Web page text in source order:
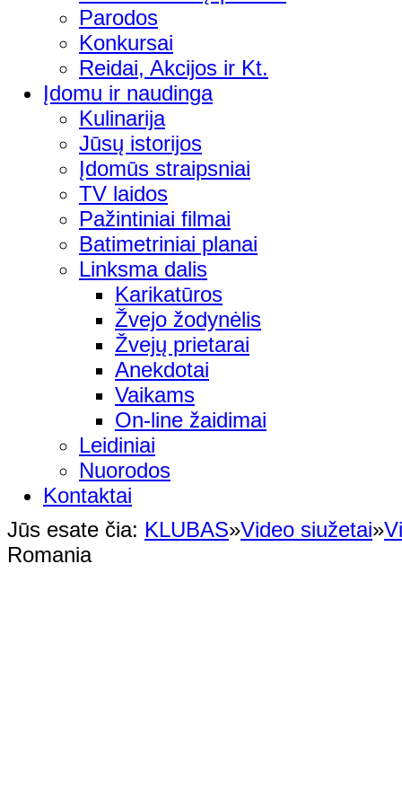
Parodos
Konkursai
Reidai, Akcijos ir Kt.
Įdomu ir naudinga
Kulinarija
Jūsų istorijos
Įdomūs straipsniai
TV laidos
Pažintiniai filmai
Batimetriniai planai
Linksma dalis
Karikatūros
Žvejo žodynėlis
Žvejų prietarai
Anekdotai
Vaikams
On-line žaidimai
Leidiniai
Nuorodos
Kontaktai
Jūs esate čia: KLUBAS»Video siužetai»
Romania